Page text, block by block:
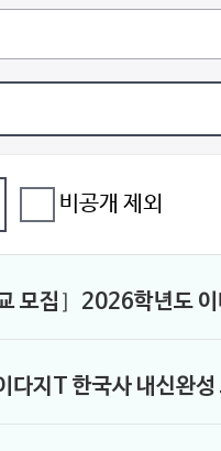
비공개 제외
모집］2026학년도
다지T 한국사 내신완